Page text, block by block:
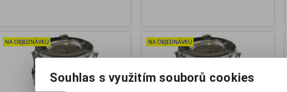
NA OBJEDNÁVKU NA OBJEDNÁVKU
Souhlas s využitím souborů cookies